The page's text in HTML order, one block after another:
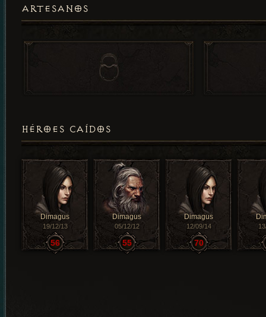
ARTESANOS
HÉROES CAÍDOS
Dimagus
19/12/13
56
Dimagus
05/12/12
55
Dimagus
12/09/14
70